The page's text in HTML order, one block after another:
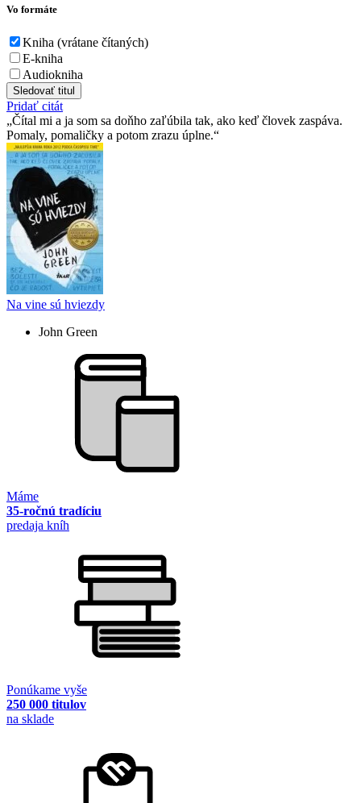
Vo formáte
Kniha (vrátane čítaných)
E-kniha
Audiokniha
Sledovať titul
Pridať citát
Čítal mi a ja som sa doňho zaľúbila tak, ako keď človek zaspáva.
Pomaly, pomaličky a potom zrazu úplne.
Na vine sú hviezdy
John Green
Máme
35-ročnú tradíciu
predaja kníh
Ponúkame vyše
250 000 titulov
na sklade